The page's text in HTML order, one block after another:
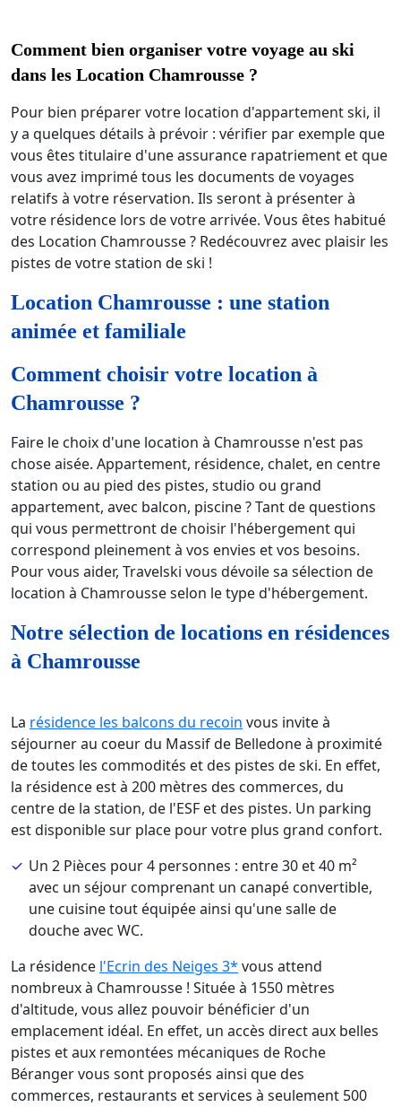
Comment bien organiser votre voyage au ski
dans les Location Chamrousse ?
Pour bien préparer votre location d'appartement ski, il
y a quelques détails à prévoir : vérifier par exemple que
vous êtes titulaire d'une assurance rapatriement et que
vous avez imprimé tous les documents de voyages
relatifs à votre réservation. Ils seront à présenter à
votre résidence lors de votre arrivée. Vous êtes habitué
des Location Chamrousse ? Redécouvrez avec plaisir les
pistes de votre station de ski !
Location Chamrousse : une station
animée et familiale
Comment choisir votre location à
Chamrousse ?
Faire le choix d'une location à Chamrousse n'est pas
chose aisée. Appartement, résidence, chalet, en centre
station ou au pied des pistes, studio ou grand
appartement, avec balcon, piscine ? Tant de questions
qui vous permettront de choisir l'hébergement qui
correspond pleinement à vos envies et vos besoins.
Pour vous aider, Travelski vous dévoile sa sélection de
location à Chamrousse selon le type d'hébergement.
Notre sélection de locations en résidences
à Chamrousse
La résidence les balcons du recoin vous invite à
séjourner au coeur du Massif de Belledone à proximité
de toutes les commodités et des pistes de ski. En effet,
la résidence est à 200 mètres des commerces, du
centre de la station, de l'ESF et des pistes. Un parking
est disponible sur place pour votre plus grand confort.
Un 2 Pièces pour 4 personnes : entre 30 et 40 m²
avec un séjour comprenant un canapé convertible,
une cuisine tout équipée ainsi qu'une salle de
douche avec WC.
La résidence l'Ecrin des Neiges 3* vous attend
nombreux à Chamrousse ! Située à 1550 mètres
d'altitude, vous allez pouvoir bénéficier d'un
emplacement idéal. En effet, un accès direct aux belles
pistes et aux remontées mécaniques de Roche
Béranger vous sont proposés ainsi que des
commerces, restaurants et services à seulement 500